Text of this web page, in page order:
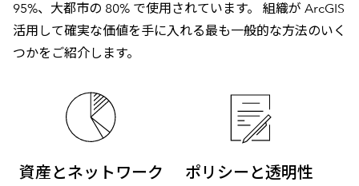
95%、大都市の 80% で使用されています。 組織が ArcGIS
活用して確実な価値を手に入れる最も一般的な方法のいく
つかをご紹介します。
資産とネットワーク
ポリシーと透明性